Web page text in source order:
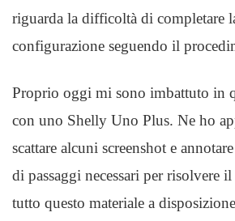
riguarda la difficoltà di completare
configurazione seguendo il
Proprio oggi mi sono imbattuto in
con uno Shelly Uno Plus. Ne ho
scattare alcuni screenshot e
di passaggi necessari per risolvere
tutto questo materiale a